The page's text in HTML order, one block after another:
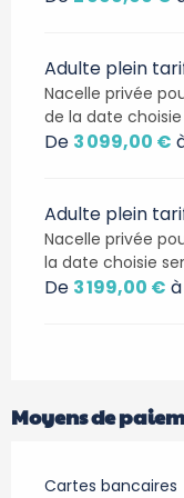
Adulte plein
Nacelle privée
de la date
De 3 099,00 €
Adulte plein
Nacelle privée
la date choisie
De 3 199,00 € à
Moyens de
Cartes bancaires